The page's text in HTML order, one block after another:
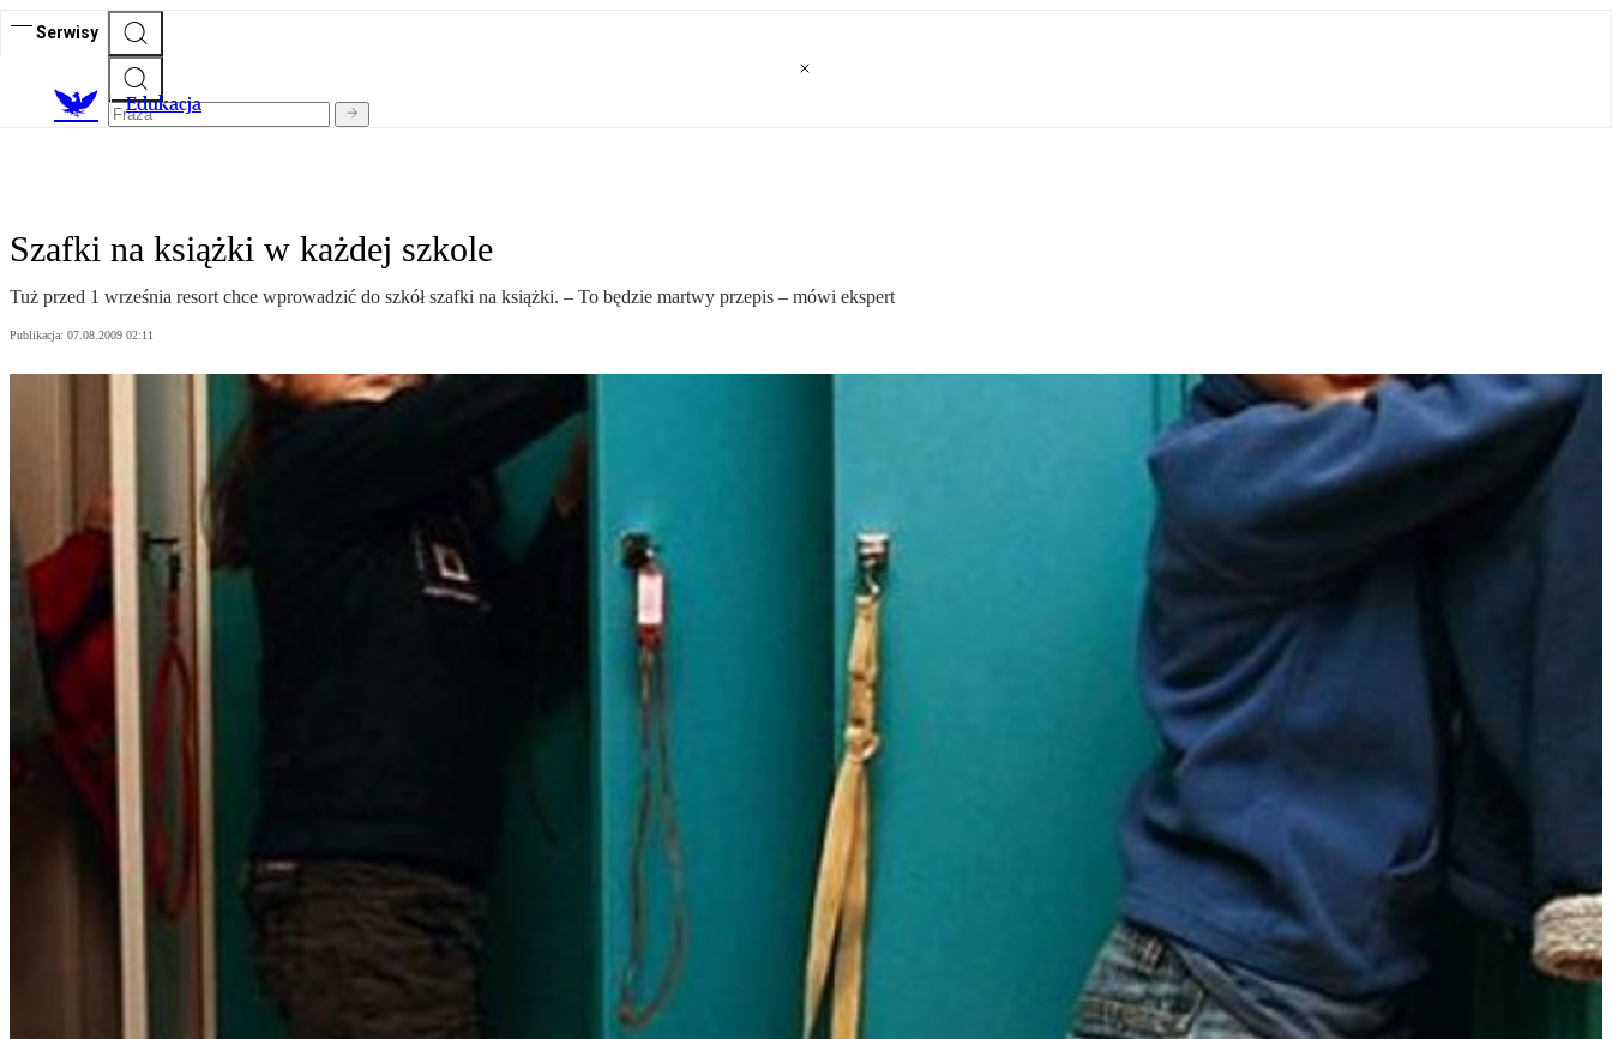
Serwisy
Edukacja
Szafki na książki w każdej szkole
Tuż przed 1 września resort chce wprowadzić do szkół szafki na książki. – To będzie martwy przepis – mówi ekspert
Publikacja: 07.08.2009 02:11